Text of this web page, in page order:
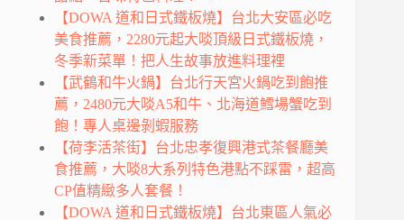
【DOWA 道和日式鐵板燒】台北大安區必吃
美食推薦，2280元起大啖頂級日式鐵板燒，
冬季新菜單！把人生故事放進料理裡
【武鶴和牛火鍋】台北行天宮火鍋吃到飽推
薦，2480元大啖A5和牛、北海道鱈場蟹吃到
飽！專人桌邊剝蝦服務
【荷李活茶街】台北忠孝復興港式茶餐廳美
食推薦，大啖8大系列特色港點不踩雷，超高
CP值精緻多人套餐！
【DOWA 道和日式鐵板燒】台北東區人氣必